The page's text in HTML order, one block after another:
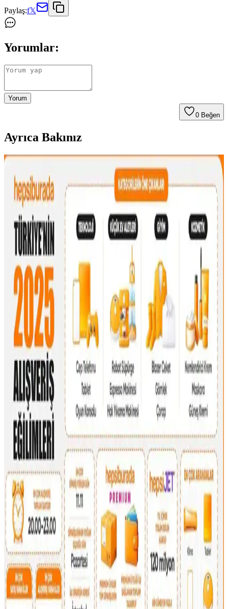
Paylaş:f𝕏
Yorumlar:
Yorum
0 Beğen
Ayrıca Bakınız
Çanta Koleksiyonları: Çeşitlilik, Kullanım Tercihleri
ve İkinci El Alışverişte Orijinallik
Çanta koleksiyonları farklı boyut, doku ve renklerle zenginleşir.
Kullanım sıklığına göre tercih edilen çantalar, koleksiyon yönetimi
ve ikinci el alışverişte orijinallik kontrolü önem taşır.
Fyro Levo 30L Sırt Çantası ile İş Seyahatlerinde Tek
Çanta Kullanımı ve Paketleme Stratejileri
Fyro Levo 30L sırt çantası, iş seyahatlerinde tek çanta konseptiyle
pratik paketleme ve taşınabilirlik sunar. Elektronik cihazlar,
kıyafetler ve kişisel eşyalar düzenli şekilde taşınabilir.
30'lu Yaşlardaki Anneler İçin Moda ve
Fonksiyonellik Dengesinde El Çantası Seçimi
30'lu yaşlardaki anneler için el çantası seçimi, modaya uygunluk,
dayanıklılık ve fonksiyonelliği bir arada sunan modellerle günlük
hayatın ihtiyaçlarına cevap verir. Markalar ve malzeme tercihleri
önemlidir.
Dooney & Bourke Janine Çantası: Dayanıklı Deri
Tasarımı ve Piyasa Değeri Analizi
Dooney & Bourke Janine çantası, dayanıklı deri yapısı ve şık
tasarımıyla günlük kullanım ve seyahat için ideal. İkinci el
piyasasında uygun fiyatlı, manevi değeri yüksek bir seçenek sunar.
Çocukça Bulunan Çanta Tasarımları ve Stil
Algısının Sosyal ve Kültürel Boyutları
Çanta tasarımlarında renkli ve neşeli modellerin 'çocukça' algısı,
bireysel ifade ve kültürel farklılıklarla şekillenir. Stil, özgünlük ve
mutlulukla anlam kazanır.
16 Litrelik Kanken Sırt Çantasıyla 4 Gün 4 Gece
Minimalist Seyahat Planlama
16 litrelik Kanken sırt çantasıyla 4 gün 4 gece minimalist seyahat
için teknoloji, kişisel bakım ve giysi eşyalarının düzenli ve hafif
paketlenmesi anlatılıyor. Beden ve ihtiyaçlara göre esneklik
vurgulanıyor.
Kişisel Özelliklerle Çanta Seçimi: İsim, İnisiyal ve